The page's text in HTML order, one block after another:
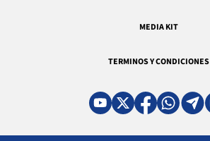
MEDIA KIT
TERMINOS Y CONDICIONES